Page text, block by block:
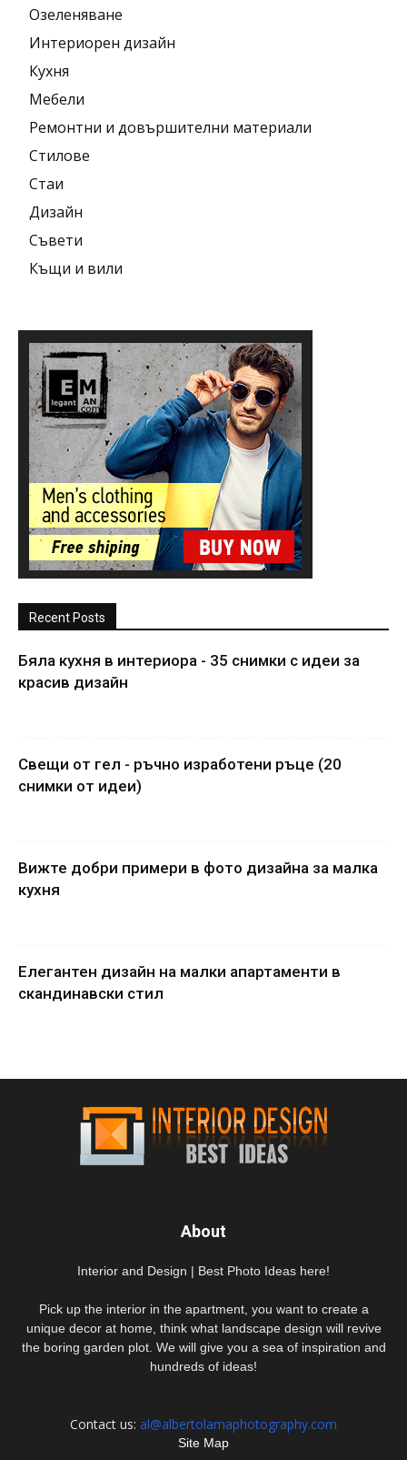
Озеленяване
Интериорен дизайн
Кухня
Мебели
Ремонтни и довършителни материали
Стилове
Стаи
Дизайн
Съвети
Къщи и вили
Recent Posts
Бяла кухня в интериора - 35 снимки с идеи за
красив дизайн
Свещи от гел - ръчно изработени ръце (20
снимки от идеи)
Вижте добри примери в фото дизайна за малка
кухня
Елегантен дизайн на малки апартаменти в
скандинавски стил
About
Interior and Design | Best Photo Ideas here!
Pick up the interior in the apartment, you want to create a
unique decor at home, think what landscape design will revive
the boring garden plot. We will give you a sea of inspiration and
hundreds of ideas!
Contact us: al@albertolamaphotography.com
Site Map